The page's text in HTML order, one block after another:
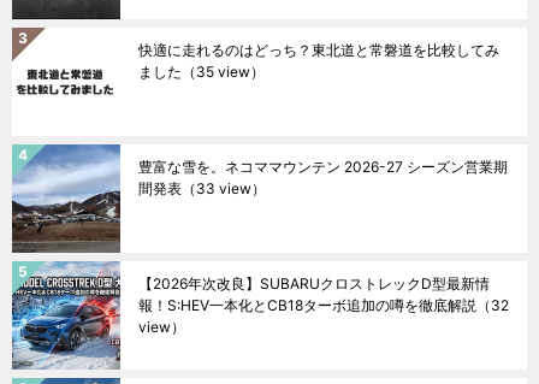
快適に走れるのはどっち？東北道と常磐道を比較してみ
ました （35 view）
豊富な雪を。ネコママウンテン 2026-27 シーズン営業期
間発表 （33 view）
【2026年次改良】SUBARUクロストレックD型最新情
報！S:HEV一本化とCB18ターボ追加の噂を徹底解説 （32
view）